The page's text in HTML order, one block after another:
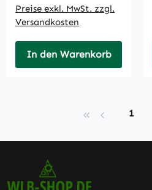
Preise exkl. MwSt. zzgl.
Versandkosten
In den Warenkorb
Seite
1